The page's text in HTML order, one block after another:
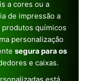
a cores ou a
de impressão a
produtos químicos
personalização
segura para os
e caixas.